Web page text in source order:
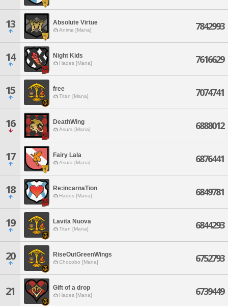
13 Absolute Virtue
Anima [Mana] 7842993
14 Night Kids
Hades [Mana] 7616629
15 free
Titan [Mana] 7074741
16 DeathWing
Asura [Mana] 6888012
17 Fairy Lala
Asura [Mana] 6876441
18 Re:incarnaTion
Hades [Mana] 6849781
19 Lavita Nuova
Titan [Mana] 6844293
20 RiseOutGreenWings
Chocobo [Mana] 6752793
21 Gift of a drop
Hades [Mana] 6739449